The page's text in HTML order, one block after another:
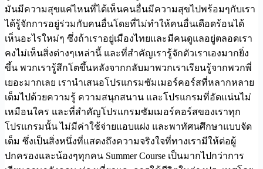
มันมีความสุขแค่ไหนที่ได้เห็นคนอื่นมีความสุขไปพร้อมๆกับเรา
ได้รู้จักการอยู่ร่วมกับคนอื่นโดยที่ไม่ทำให้คนอื่นเดือดร้อนได้
เห็นอะไรใหม่ๆ ซึ่งถ้าเราอยู่เมืองไทยและมีคนดูแลอยู่ตลอดเรา
คงไม่เห็นสิ่งต่างๆเหล่านี้ และที่สำคัญเรารู้จักตัวเราเองมากยิ่ง
ขึ้น พวกเรารู้สึกโตขึ้นหลังจากกลับมาพวกเราเรียนรู้จากพวกพี่
เยอะมากเลย เรานำเสนอโปรแกรมซัมเมอร์คอร์สที่หลากหลาย
เต็มไปด้วยความรู้ ความสนุกสนาน และโปรแกรมที่อัดแน่นไม่
เหมือนใคร และที่สำคัญโปรแกรมซัมเมอร์คอร์สของเราทุก
โปรแกรมนั้น ไม่มีค่าใช้จ่ายแอบแฝง และพาทัศนศึกษาแบบจัด
เต็ม ซึ่งเป็นสิ่งหนึ่งที่แสดงถึงความจริงใจที่ทางเรามีให้ต่อผู้
ปกครองและน้องๆทุกคน Summer Course เป็นมากไปกว่าการ